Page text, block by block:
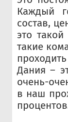
Каждый
состав,
это
такие
Дания –
очень-
в наш